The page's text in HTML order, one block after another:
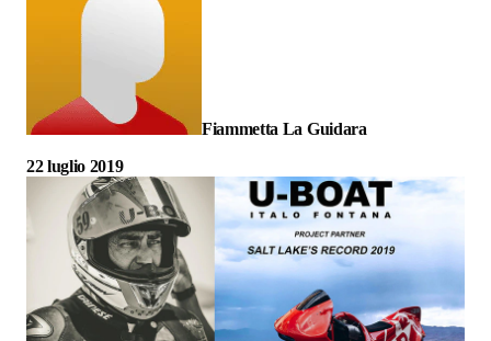
Fiammetta La Guidara
22 luglio 2019